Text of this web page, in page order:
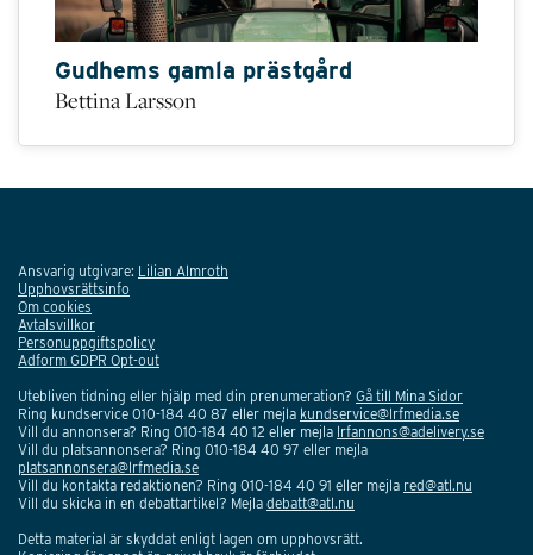
Gudhems gamla prästgård
Bettina Larsson
Ansvarig utgivare: Lilian Almroth
Upphovsrättsinfo
Om cookies
Avtalsvillkor
Personuppgiftspolicy
Adform GDPR Opt-out
Utebliven tidning eller hjälp med din prenumeration? Gå till Mina Sidor
Ring kundservice 010-184 40 87 eller mejla kundservice@lrfmedia.se
Vill du annonsera? Ring 010-184 40 12 eller mejla lrfannons@adelivery.se
Vill du platsannonsera? Ring 010-184 40 97 eller mejla
platsannonsera@lrfmedia.se
Vill du kontakta redaktionen? Ring 010-184 40 91 eller mejla red@atl.nu
Vill du skicka in en debattartikel? Mejla debatt@atl.nu
Detta material är skyddat enligt lagen om upphovsrätt.